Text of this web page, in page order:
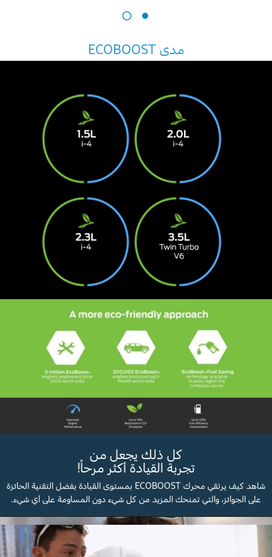
مدى ECOBOOST
كل ذلك يجعل من
تجربة القيادة أكثر مرحاً!
شاهد كيف يرتقي محرك ECOBOOST بمستوى القيادة بفضل التقنية الحائزة
على الجوائز، والتي تمنحك المزيد من كل شيء دون المساومة على أي شيء.